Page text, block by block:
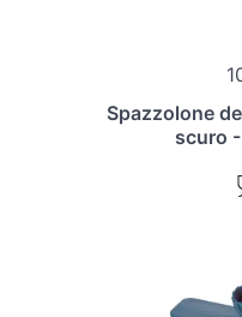
Spazzolone
scuro